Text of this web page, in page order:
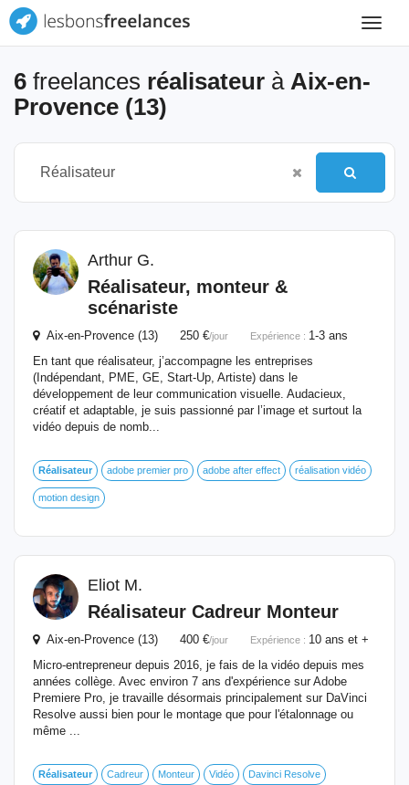
Toggle
6 freelances réalisateur à Aix-en-
Provence (13)
Arthur G.
Réalisateur, monteur &
scénariste
Aix-en-Provence (13) 250 €/jour Expérience : 1-3 ans
En tant que réalisateur, j’accompagne les entreprises
(Indépendant, PME, GE, Start-Up, Artiste) dans le
développement de leur communication visuelle. Audacieux,
créatif et adaptable, je suis passionné par l’image et surtout la
vidéo depuis de nomb...
Réalisateur adobe premier pro adobe after effect réalisation vidéo
motion design
Eliot M.
Réalisateur Cadreur Monteur
Aix-en-Provence (13) 400 €/jour Expérience : 10 ans et +
Micro-entrepreneur depuis 2016, je fais de la vidéo depuis mes
années collège. Avec environ 7 ans d'expérience sur Adobe
Premiere Pro, je travaille désormais principalement sur DaVinci
Resolve aussi bien pour le montage que pour l'étalonnage ou
même ...
Réalisateur Cadreur Monteur Vidéo Davinci Resolve